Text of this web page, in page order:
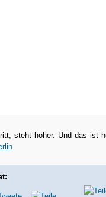
steht höher. Und das ist